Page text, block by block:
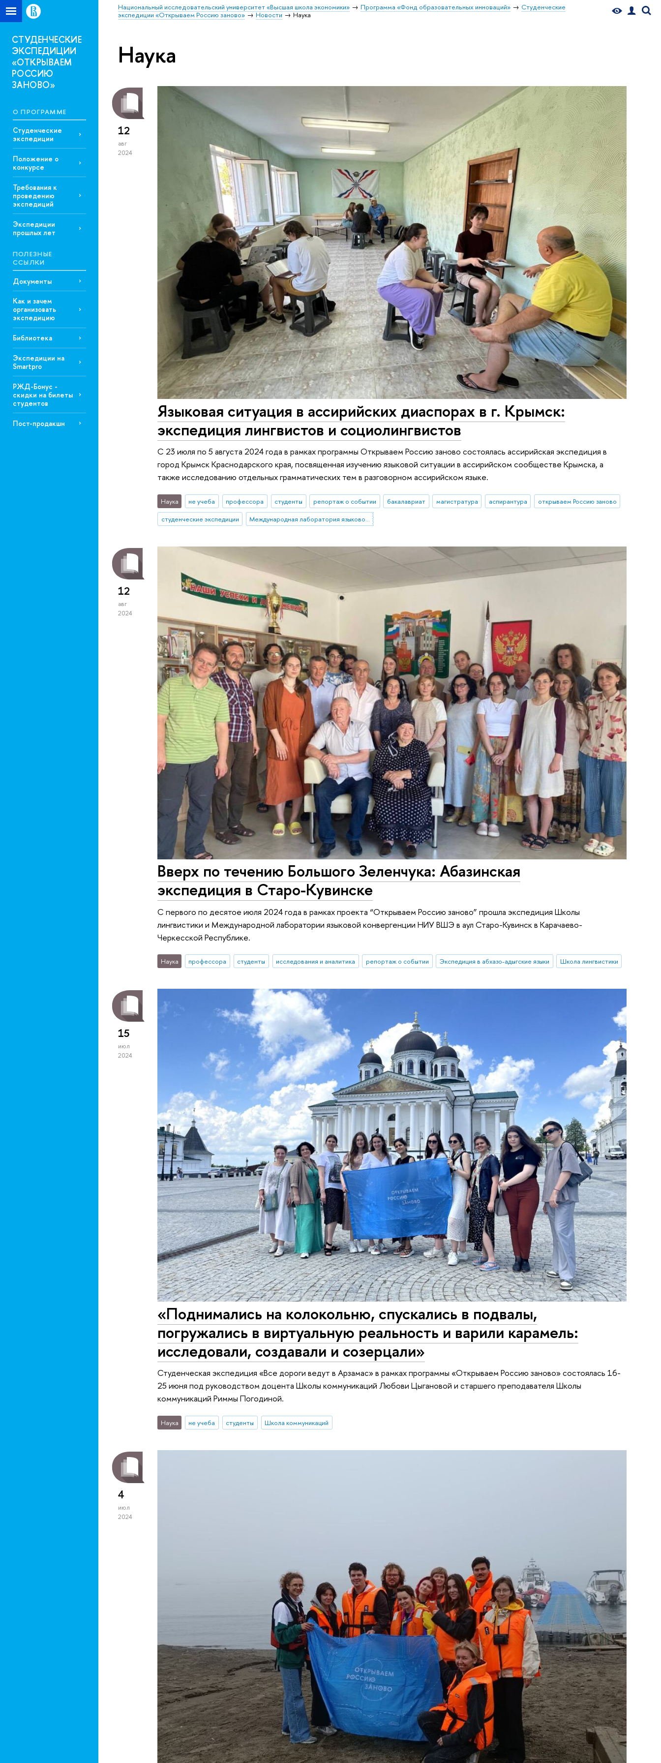
Национальный исследовательский университет «Высшая школа экономики» Программа «Фонд образовательных инноваций»
Студенческие
экспедиции «Открываем Россию заново»
Новости Наука
СТУДЕНЧЕСКИЕ
ЭКСПЕДИЦИИ
«ОТКРЫВАЕМ
РОССИЮ
ЗАНОВО»
О ПРОГРАММЕ
Студенческие
экспедиции
Положение о
конкурсе
Требования к
проведению
экспедиций
Экспедиции
прошлых лет
ПОЛЕЗНЫЕ
ССЫЛКИ
Документы
Как и зачем
организовать
экспедицию
Библиотека
Экспедиции на
Smartpro
РЖД-Бонус -
скидки на билеты
студентов
Пост-продакшн
Наука
12
авг
2024
Языковая ситуация в ассирийских диаспорах в г. Крымск:
экспедиция лингвистов и социолингвистов
С 23 июля по 5 августа 2024 года в рамках программы Открываем Россию заново состоялась ассирийская экспедиция в
город Крымск Краснодарского края, посвященная изучению языковой ситуации в ассирийском сообществе Крымска, а
также исследованию отдельных грамматических тем в разговорном ассирийском языке.
Наука не учеба профессора студенты репортаж о событии бакалавриат магистратура аспирантура
открываем Россию заново
студенческие экспедиции
Международная лаборатория языковой конвергенции
12
авг
2024
Вверх по течению Большого Зеленчука: Абазинская
экспедиция в Старо-Кувинске
С первого по десятое июля 2024 года в рамках проекта “Открываем Россию заново” прошла экспедиция Школы
лингвистики и Международной лаборатории языковой конвергенции НИУ ВШЭ в аул Старо-Кувинск в Карачаево-
Черкесской Республике.
Наука профессора студенты исследования и аналитика репортаж о событии Экспедиция в абхазо-адыгские языки Школа лингвистики
15
июл
2024
«Поднимались на колокольню, спускались в подвалы,
погружались в виртуальную реальность и варили карамель:
исследовали, создавали и созерцали»
Студенческая экспедиция «Все дороги ведут в Арзамас» в рамках программы «Открываем Россию заново» состоялась 16-
25 июня под руководством доцента Школы коммуникаций Любови Цыгановой и старшего преподавателя Школы
коммуникаций Риммы Погодиной.
Наука не учеба студенты Школа коммуникаций
4
июл
2024